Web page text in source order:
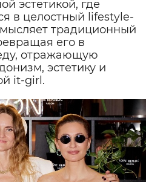
эстетикой, где
в целостный lifestyle-
традиционный
его в
отражающую
эстетику и
it-girl.